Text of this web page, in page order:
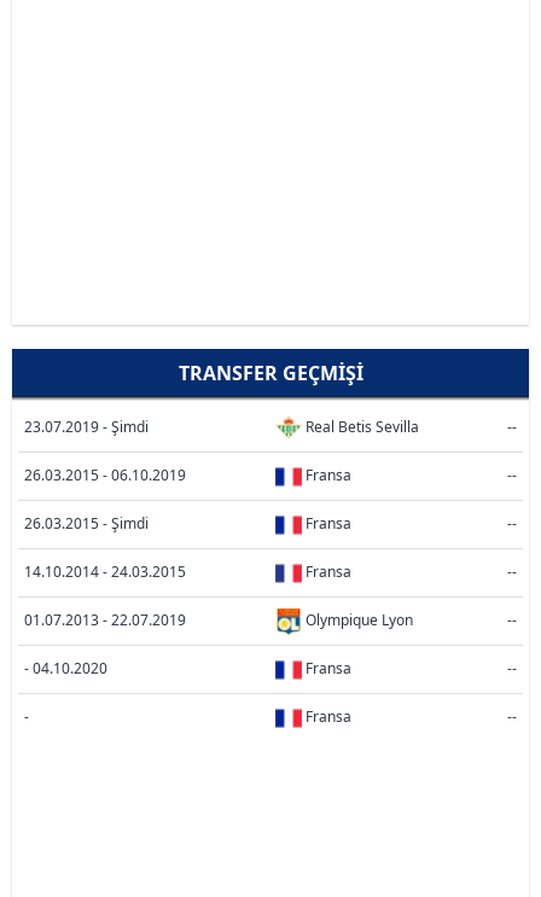
TRANSFER GEÇMIŞI
23.07.2019 - Şimdi Real Betis Sevilla --
26.03.2015 - 06.10.2019 Fransa --
26.03.2015 - Şimdi Fransa --
14.10.2014 - 24.03.2015 Fransa --
01.07.2013 - 22.07.2019 Olympique Lyon --
- 04.10.2020 Fransa --
- Fransa --